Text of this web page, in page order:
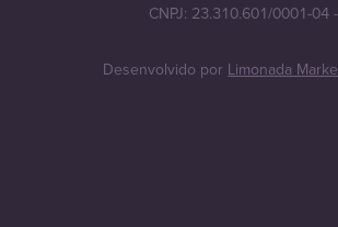
CNPJ: 23.310.601/0001-04
Desenvolvido por Limonada